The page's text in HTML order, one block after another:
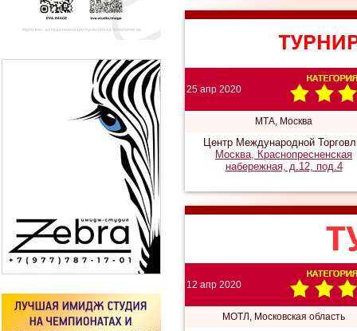
25 апр 2020
МТА, Москва
Центр Международной
Москва, Краснопресненская
набережная, д.12, под.4
12 апр 2020
МОТЛ, Московская область